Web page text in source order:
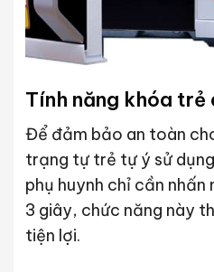
Tính năng khóa trẻ
Để đảm bảo an toàn
trạng tự trẻ tự ý sử
phụ huynh chỉ cần
3 giây, chức năng này
tiện lợi.